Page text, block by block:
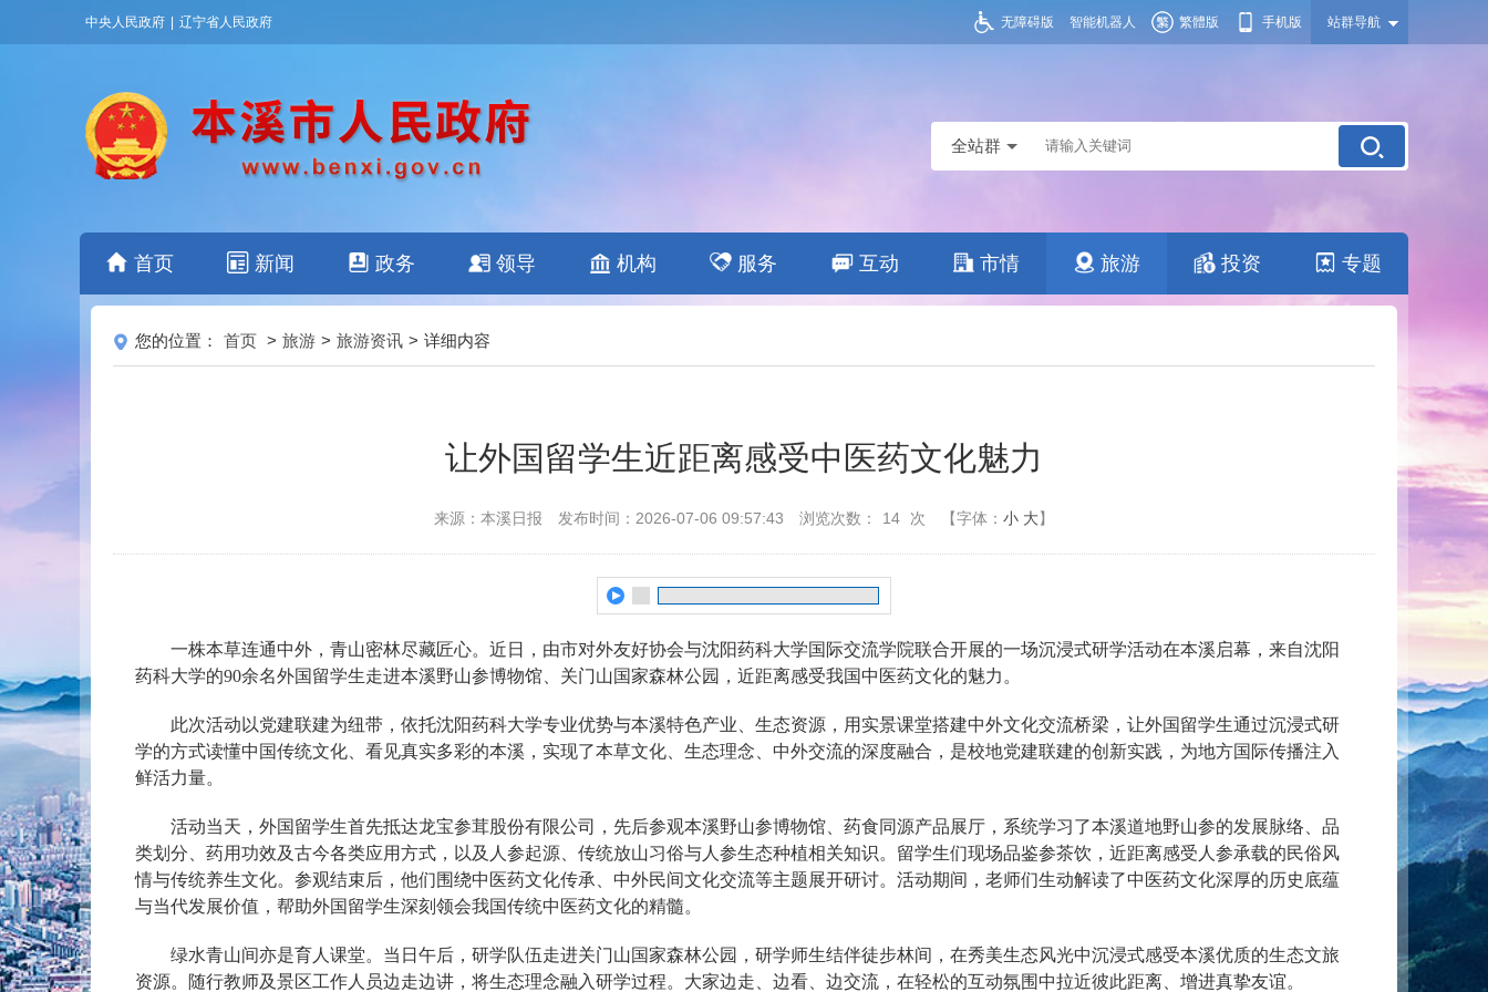
中央人民政府 辽宁省人民政府 站群导航
无障碍版 智能机器人 繁體版 手机版
首页 新闻 政务 领导 机构 服务 互动 市情 旅游 投资 专题
全站群
您的位置： 首页 > 旅游 > 旅游资讯 > 详细内容
让外国留学生近距离感受中医药文化魅力
来源：本溪日报 发布时间：2026-07-06 09:57:43 浏览次数： 14 次 【字体： 小 大】
一株本草连通中外，青山密林尽藏匠心。近日，由市对外友好协会与沈阳药科大学国际交流学院联合开展的一场沉浸式研学活动在本溪启幕，来自沈阳
药科大学的90余名外国留学生走进本溪野山参博物馆、关门山国家森林公园，近距离感受我国中医药文化的魅力。
此次活动以党建联建为纽带，依托沈阳药科大学专业优势与本溪特色产业、生态资源，用实景课堂搭建中外文化交流桥梁，让外国留学生通过沉浸式研
学的方式读懂中国传统文化、看见真实多彩的本溪，实现了本草文化、生态理念、中外交流的深度融合，是校地党建联建的创新实践，为地方国际传播注入
鲜活力量。
活动当天，外国留学生首先抵达龙宝参茸股份有限公司，先后参观本溪野山参博物馆、药食同源产品展厅，系统学习了本溪道地野山参的发展脉络、品
类划分、药用功效及古今各类应用方式，以及人参起源、传统放山习俗与人参生态种植相关知识。留学生们现场品鉴参茶饮，近距离感受人参承载的民俗风
情与传统养生文化。参观结束后，他们围绕中医药文化传承、中外民间文化交流等主题展开研讨。活动期间，老师们生动解读了中医药文化深厚的历史底蕴
与当代发展价值，帮助外国留学生深刻领会我国传统中医药文化的精髓。
绿水青山间亦是育人课堂。当日午后，研学队伍走进关门山国家森林公园，研学师生结伴徒步林间，在秀美生态风光中沉浸式感受本溪优质的生态文旅
资源。随行教师及景区工作人员边走边讲，将生态理念融入研学过程。大家边走、边看、边交流，在轻松的互动氛围中拉近彼此距离、增进真挚友谊。